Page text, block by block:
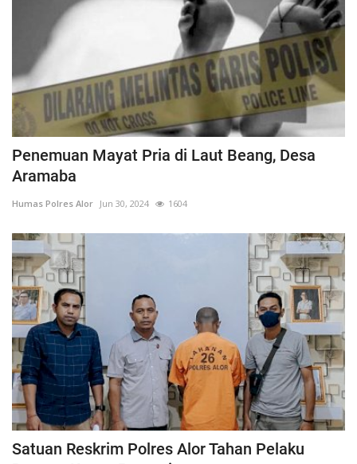
Penemuan Mayat Pria di Laut Beang, Desa
Aramaba
Humas Polres Alor Jun 30, 2024 1604
Satuan Reskrim Polres Alor Tahan Pelaku